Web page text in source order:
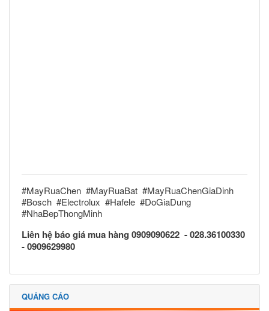
#MayRuaChen #MayRuaBat #MayRuaChenGiaDinh
#Bosch #Electrolux #Hafele #DoGiaDung
#NhaBepThongMinh
Liên hệ báo giá mua hàng 0909090622 - 028.36100330
- 0909629980
QUẢNG CÁO